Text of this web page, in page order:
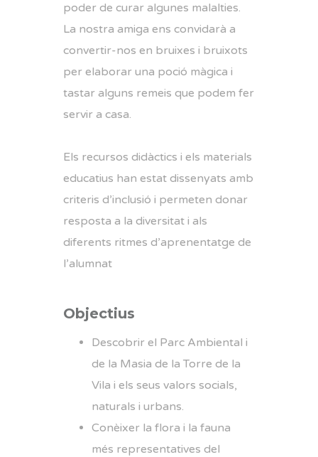
poder de curar algunes malalties.
La nostra amiga ens convidarà a
convertir-nos en bruixes i bruixots
per elaborar una poció màgica i
tastar alguns remeis que podem fer
servir a casa.
Els recursos didàctics i els materials
educatius han estat dissenyats amb
criteris d’inclusió i permeten donar
resposta a la diversitat i als
diferents ritmes d’aprenentatge de
l’alumnat
Objectius
Descobrir el Parc Ambiental i
de la Masia de la Torre de la
Vila i els seus valors socials,
naturals i urbans.
Conèixer la flora i la fauna
més representatives del